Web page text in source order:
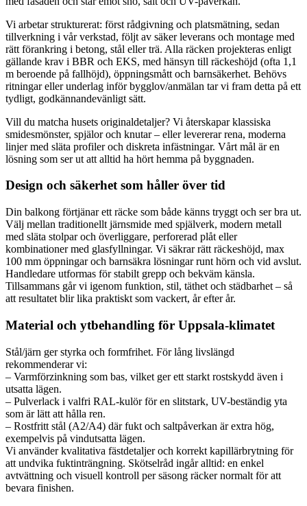
Vi arbetar strukturerat: först rådgivning och platsmätning, sedan
tillverkning i vår verkstad, följt av säker leverans och montage med
rätt förankring i betong, stål eller trä. Alla räcken projekteras enligt
gällande krav i BBR och EKS, med hänsyn till räckeshöjd (ofta 1,1
m beroende på fallhöjd), öppningsmått och barnsäkerhet. Behövs
ritningar eller underlag inför bygglov/anmälan tar vi fram detta på ett
tydligt, godkännandevänligt sätt.
Vill du matcha husets originaldetaljer? Vi återskapar klassiska
smidesmönster, spjälor och knutar – eller levererar rena, moderna
linjer med släta profiler och diskreta infästningar. Vårt mål är en
lösning som ser ut att alltid ha hört hemma på byggnaden.
Design och säkerhet som håller över tid
Din balkong förtjänar ett räcke som både känns tryggt och ser bra ut.
Välj mellan traditionellt järnsmide med spjälverk, modern metall
med släta stolpar och överliggare, perforerad plåt eller
kombinationer med glasfyllningar. Vi säkrar rätt räckeshöjd, max
100 mm öppningar och barnsäkra lösningar runt hörn och vid avslut.
Handledare utformas för stabilt grepp och bekväm känsla.
Tillsammans går vi igenom funktion, stil, täthet och städbarhet – så
att resultatet blir lika praktiskt som vackert, år efter år.
Material och ytbehandling för Uppsala-klimatet
Stål/järn ger styrka och formfrihet. För lång livslängd
rekommenderar vi:
– Varmförzinkning som bas, vilket ger ett starkt rostskydd även i
utsatta lägen.
– Pulverlack i valfri RAL-kulör för en slitstark, UV-beständig yta
som är lätt att hålla ren.
– Rostfritt stål (A2/A4) där fukt och saltpåverkan är extra hög,
exempelvis på vindutsatta lägen.
Vi använder kvalitativa fästdetaljer och korrekt kapillärbrytning för
att undvika fuktinträngning. Skötselråd ingår alltid: en enkel
avtvättning och visuell kontroll per säsong räcker normalt för att
bevara finishen.